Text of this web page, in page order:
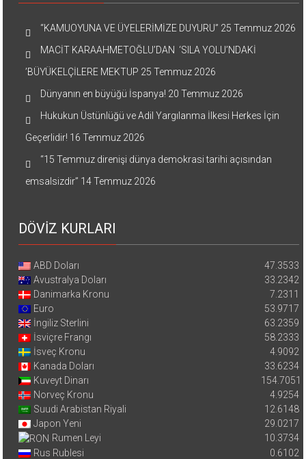
“KAMUOYUNA VE ÜYELERİMİZE DUYURU” 25 Temmuz 2026
MACİT KARAAHMETOĞLU’DAN ‘SILA YOLU’NDAKİ
’BÜYÜKELÇİLERE MEKTUP 25 Temmuz 2026
Dünyanın en büyüğü İspanya! 20 Temmuz 2026
Hukukun Üstünlüğü ve Adil Yargılanma İlkesi Herkes İçin
Geçerlidir! 16 Temmuz 2026
“15 Temmuz direnişi dünya demokrasi tarihi açısından
emsalsizdir” 14 Temmuz 2026
DÖVİZ KURLARI
ABD Doları
47.3533
Avustralya Doları
33.2342
Danimarka Kronu
7.2311
Euro
53.9717
İngiliz Sterlini
63.2359
İsviçre Frangı
58.2333
İsveç Kronu
4.9092
Kanada Doları
33.6234
Kuveyt Dinarı
154.7051
Norveç Kronu
4.9254
Suudi Arabistan Riyali
12.6148
Japon Yeni
29.0217
Rumen Leyi
10.3734
Rus Rublesi
0.6102